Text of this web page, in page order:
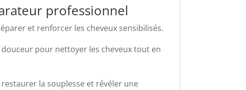
professionnel
et renforcer les cheveux sensibilisés.
pour nettoyer les cheveux tout en
la souplesse et révéler une